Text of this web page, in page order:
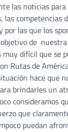
las noticias
las competencias
por las que los
de
muy difícil que se
Rutas de
hace que
brindarles un
consideramos
que
puedan